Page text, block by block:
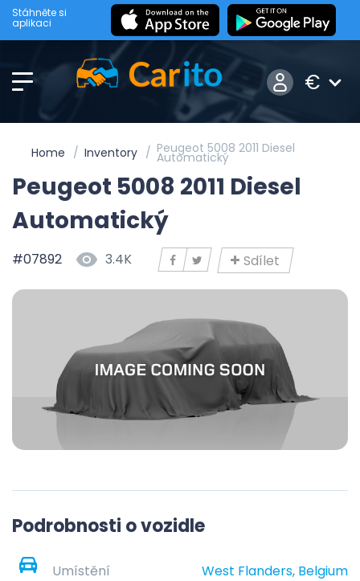
Stáhněte si
aplikaci
€
Home Inventory Peugeot 5008 2011 Diesel
Automatický
Peugeot 5008 2011 Diesel
Automatický
#07892 3.4K Sdílet
Podrobnosti o vozidle
Umístění
West Flanders, Belgium